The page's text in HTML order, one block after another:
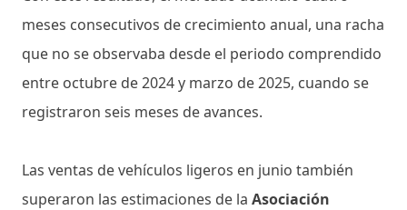
meses consecutivos de crecimiento anual, una racha
que no se observaba desde el periodo comprendido
entre octubre de 2024 y marzo de 2025, cuando se
registraron seis meses de avances.
Las ventas de vehículos ligeros en junio también
superaron las estimaciones de la Asociación